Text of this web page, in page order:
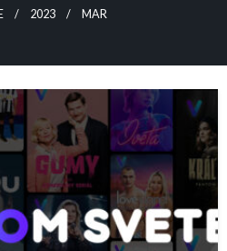
2023 MAR